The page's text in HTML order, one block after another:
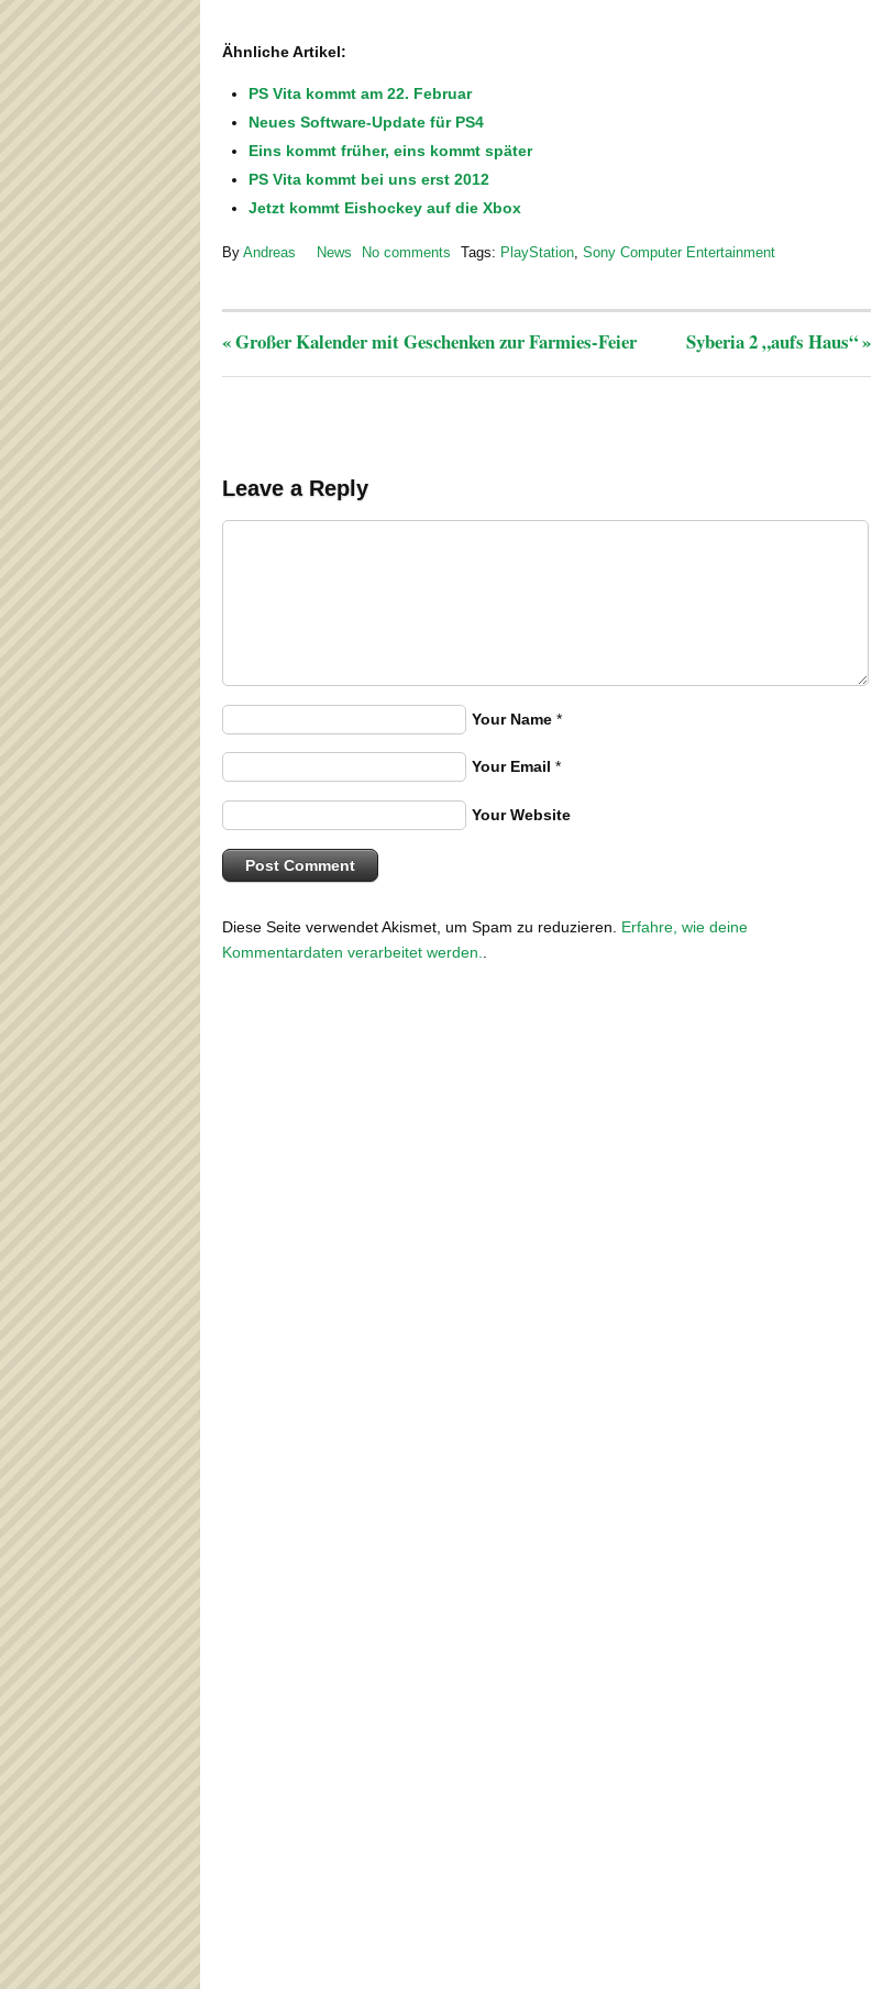
Ähnliche Artikel:
PS Vita kommt am 22. Februar
Neues Software-Update für PS4
Eins kommt früher, eins kommt später
PS Vita kommt bei uns erst 2012
Jetzt kommt Eishockey auf die Xbox
By Andreas News No comments Tags: PlayStation, Sony Computer Entertainment
«Großer Kalender mit Geschenken zur Farmies-Feier Syberia 2 „aufs Haus“»
Leave a Reply
Your Name *
Your Email *
Your Website
Diese Seite verwendet Akismet, um Spam zu reduzieren. Erfahre, wie deine
Kommentardaten verarbeitet werden.